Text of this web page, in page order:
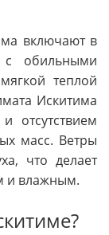
включают в
с обильными
теплой
Искитима
отсутствием
масс. Ветры
что делает
и влажным.